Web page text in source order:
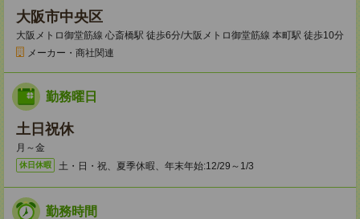
大阪市中央区
大阪メトロ御堂筋線 心斎橋駅 徒歩6分/大阪メトロ御堂筋線 本町駅 徒歩10分
メーカー・商社関連
勤務曜日
土日祝休
月～金
休日休暇 土・日・祝、夏季休暇、年末年始:12/29～1/3
勤務時間